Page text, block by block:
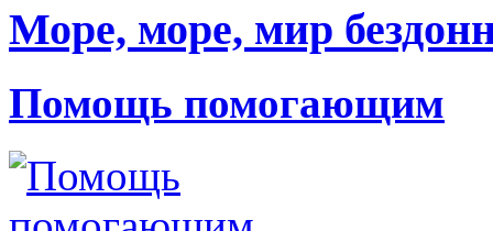
Море, море, мир
Помощь помогающим